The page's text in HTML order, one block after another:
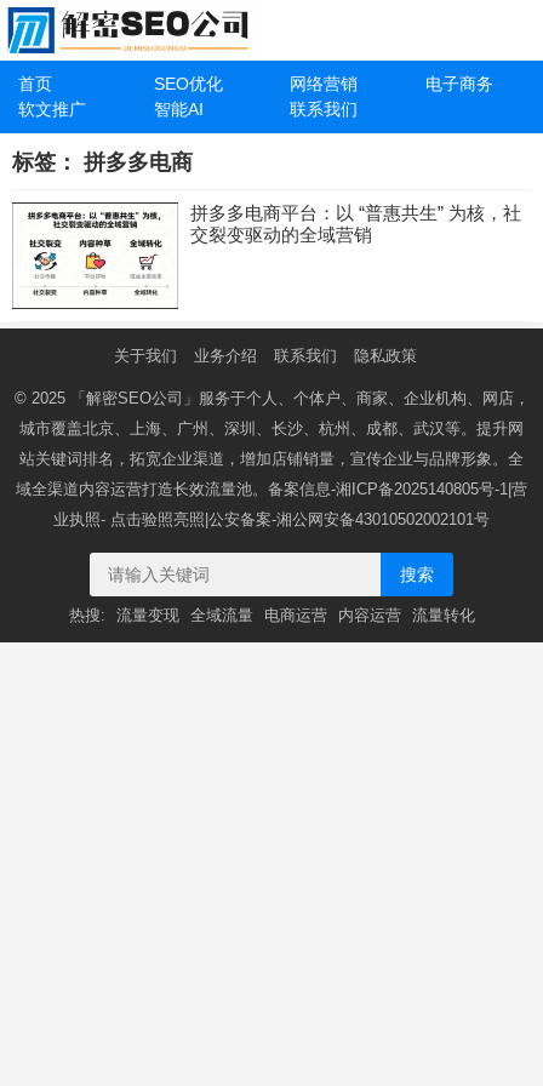
首页 SEO优化 网络营销
电子商务
软文推广
智能AI 联系我们
标签： 拼多多电商
拼多多电商平台：以 “普惠共生” 为核，社
交裂变驱动的全域营销
关于我们 业务介绍 联系我们 隐私政策
© 2025 「解密SEO公司」 服务于个人、个体户、商家、企业机构、网店，
城市覆盖北京、上海、广州、深圳、长沙、杭州、成都、武汉等。提升网
站关键词排名，拓宽企业渠道，增加店铺销量，宣传企业与品牌形象。全
域全渠道内容运营打造长效流量池。备案信息-湘ICP备2025140805号-1 |营
业执照- 点击验照亮照 |公安备案-湘公网安备43010502002101号
搜索
热搜: 流量变现 全域流量 电商运营 内容运营 流量转化